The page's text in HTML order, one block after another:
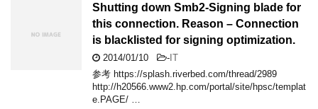
Shutting down Smb2-Signing blade for
this connection. Reason – Connection
is blacklisted for signing optimization.
2014/01/10 -IT
参考 https://splash.riverbed.com/thread/2989
http://h20566.www2.hp.com/portal/site/hpsc/templat
e.PAGE/ …